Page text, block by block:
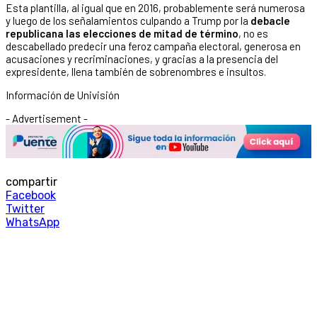
Esta plantilla, al igual que en 2016, probablemente será numerosa
y luego de los señalamientos culpando a Trump por la debacle
republicana las elecciones de mitad de término, no es
descabellado predecir una feroz campaña electoral, generosa en
acusaciones y recriminaciones, y gracias a la presencia del
expresidente, llena también de sobrenombres e insultos.
Información de Univisión
- Advertisement -
compartir
Facebook
Twitter
WhatsApp